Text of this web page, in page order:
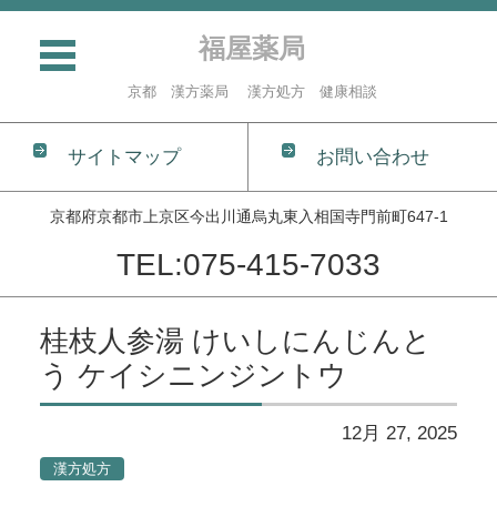
福屋薬局
京都 漢方薬局 漢方処方 健康相談
サイトマップ お問い合わせ
京都府京都市上京区今出川通烏丸東入相国寺門前町647-1
TEL:075-415-7033
桂枝人参湯 けいしにんじんと
う ケイシニンジントウ
12月 27, 2025
漢方処方